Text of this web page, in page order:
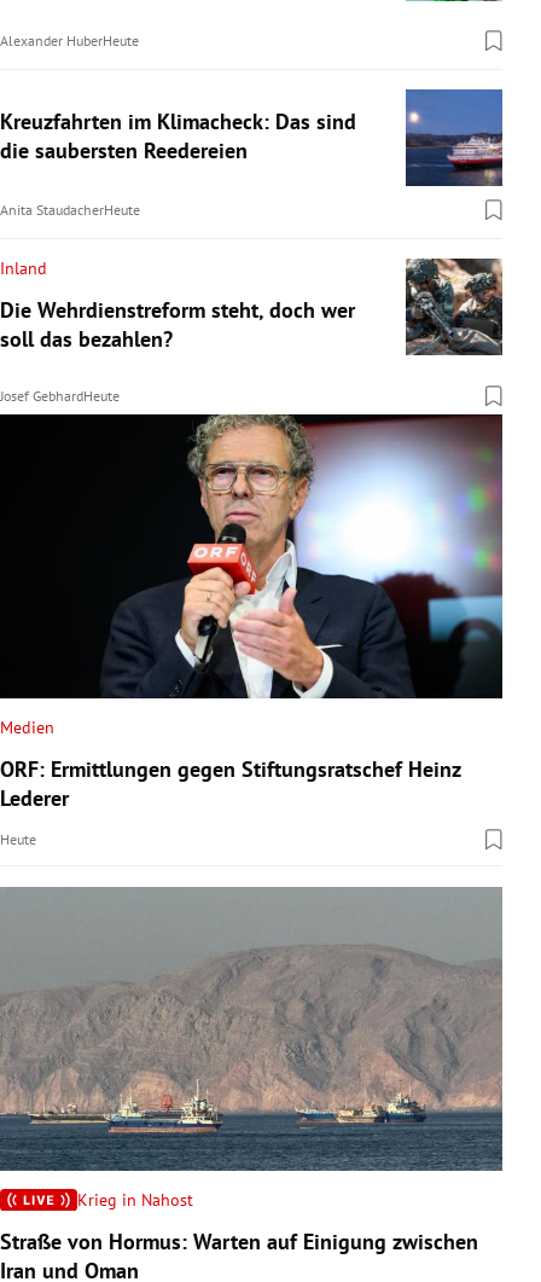
Alexander HuberHeute
Kreuzfahrten im Klimacheck: Das sind
die saubersten Reedereien
Anita StaudacherHeute
Inland
Die Wehrdienstreform steht, doch wer
soll das bezahlen?
Josef GebhardHeute
Medien
ORF: Ermittlungen gegen Stiftungsratschef Heinz
Lederer
Heute
Krieg in Nahost
Straße von Hormus: Warten auf Einigung zwischen
Iran und Oman